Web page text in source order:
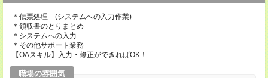
＊伝票処理 (システムへの入力作業)
＊領収書のとりまとめ
＊システムへの入力
＊その他サポート業務
【OAスキル】入力・修正ができればOK！
職場の雰囲気